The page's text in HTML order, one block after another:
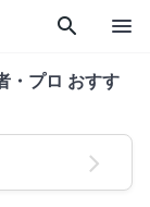
search menu
・プロ おすす